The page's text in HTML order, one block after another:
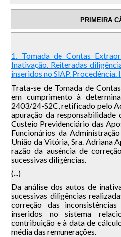
PRIMEIRA
1. Tomada de Contas
Inativação. Reiteradas
inseridos no SIAP.
Trata-se de Tomada de
em cumprimento à
2403/24-S2C, retificado pelo
apuração da
Custeio Previdenciário das
Funcionários da
União da Vitória, Sra. Adriana
razão da ausência de
sucessivas diligências.
(...)
Da análise dos autos de
sucessivas diligências
correção das
inseridos no sistema
contribuição e à data de
média das remunerações.